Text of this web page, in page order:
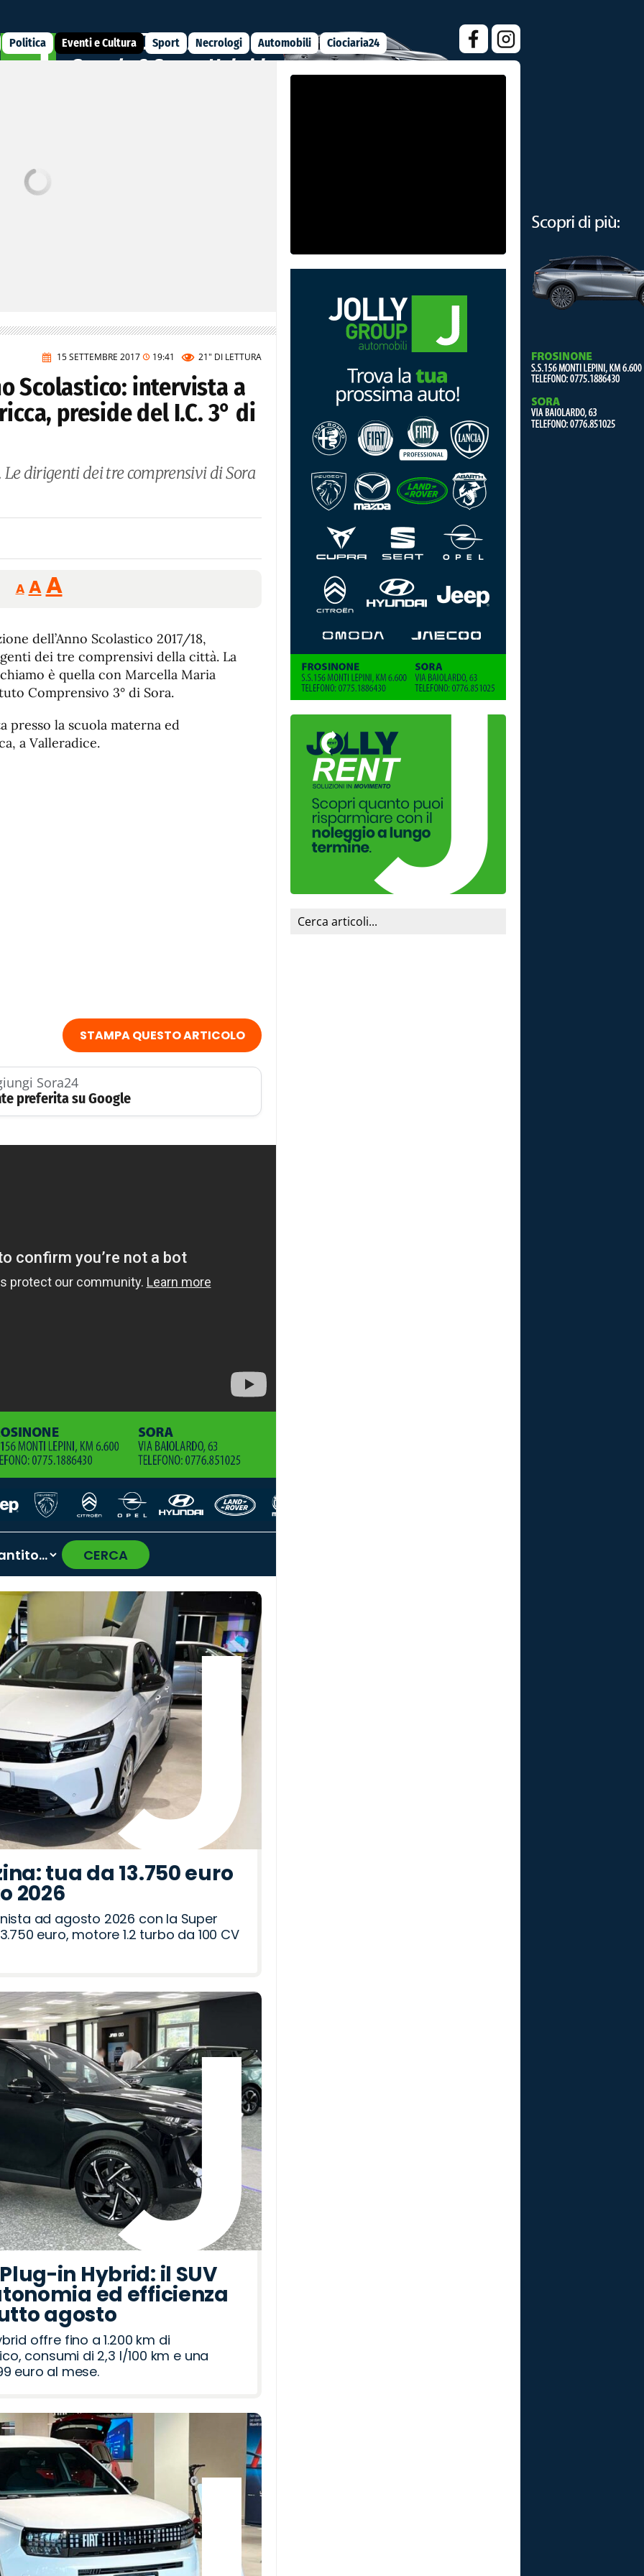
Politica Eventi e Cultura Sport Necrologi Automobili Ciociaria24
15 SETTEMBRE 2017 19:41 21" DI LETTURA
Scolastico: intervista a
preside del I.C. 3° di
dirigenti dei tre comprensivi di Sora
A
Reducir
tamaño
A Restablecer
tamaño
de
fuente
AAumentar
de
fuente.
dell’Anno Scolastico 2017/18,
dei tre comprensivi della città. La
è quella con Marcella Maria
Comprensivo 3° di Sora.
presso la scuola materna ed
a Valleradice.
STAMPA QUESTO ARTICOLO
Sora24
preferita su Google
CERCA
›
tua da 13.750 euro
2026
ad agosto 2026 con la Super
euro, motore 1.2 turbo da 100 CV
in Hybrid: il SUV
ed efficienza
agosto
offre fino a 1.200 km di
consumi di 2,3 l/100 km e una
euro al mese.